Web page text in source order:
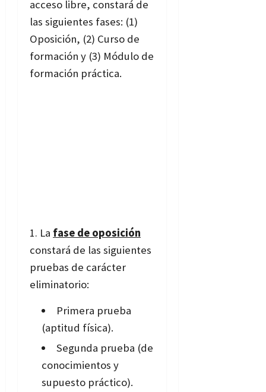
acceso libre, constará de
las siguientes fases: (1)
Oposición, (2) Curso de
formación y (3) Módulo de
formación práctica.
La fase de oposición
constará de las siguientes
pruebas de carácter
eliminatorio:
Primera prueba
(aptitud física).
Segunda prueba (de
conocimientos y
supuesto práctico).